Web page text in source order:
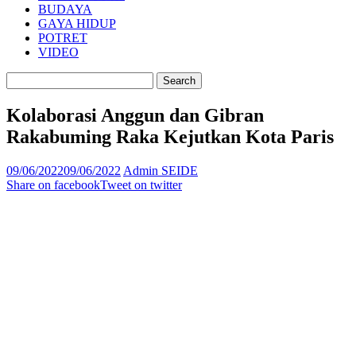
BUDAYA
GAYA HIDUP
POTRET
VIDEO
Kolaborasi Anggun dan Gibran
Rakabuming Raka Kejutkan Kota Paris
09/06/202209/06/2022 Admin SEIDE
Share on facebookTweet on twitter